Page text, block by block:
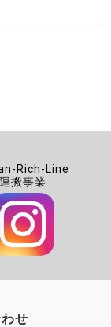
Rich-Line
運搬事業
せ